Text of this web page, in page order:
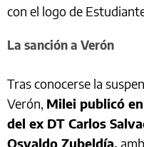
con el logo de
La sanción a Verón
Tras conocerse la
Verón, Milei publicó
del ex DT Carlos
Osvaldo Zubeldía,